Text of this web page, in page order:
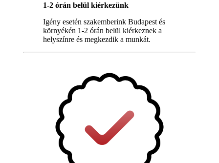
1-2 órán belül kiérkezünk
Igény esetén szakemberink Budapest és
környékén 1-2 órán belül kiérkeznek a
helyszínre és megkezdik a munkát.